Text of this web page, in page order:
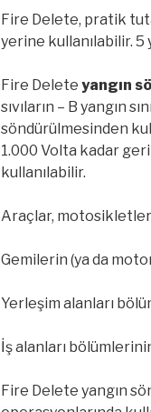
Fire Delete, pratik
yerine kullanılabilir. 5
Fire Delete yangın
sıvıların – B yangın
söndürülmesinden
1.000 Volta kadar
kullanılabilir.
Araçlar,
Gemilerin (ya da
Yerleşim alanları
İş alanları
Fire Delete yangın